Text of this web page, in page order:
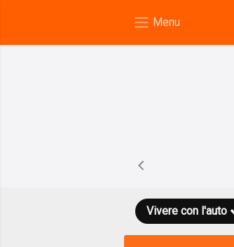
Vivere con l'auto